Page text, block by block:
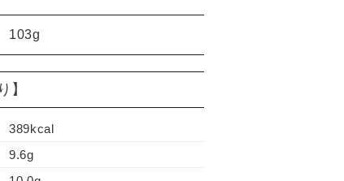
103g
】
389kcal
9.6g